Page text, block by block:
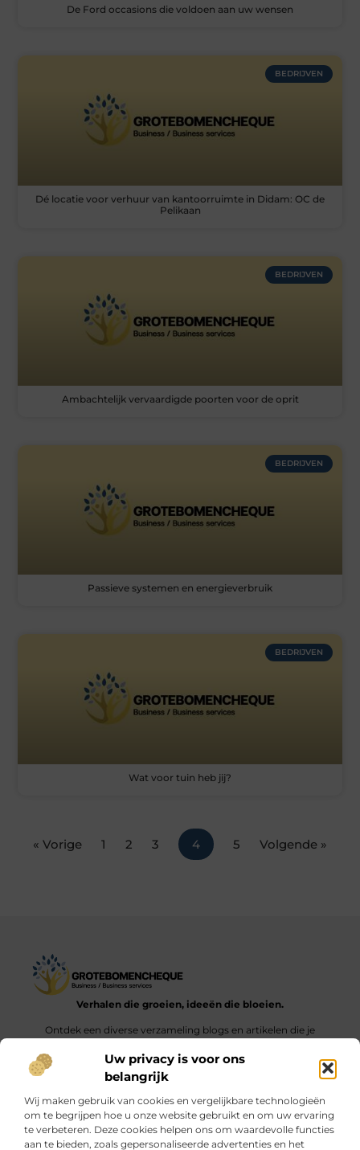
Uw privacy is voor ons
belangrijk
Wij maken gebruik van cookies en vergelijkbare technologieën
om te begrijpen hoe u onze website gebruikt en om uw ervaring
te verbeteren. Deze cookies helpen ons om waardevolle functies
aan te bieden, zoals gepersonaliseerde advertenties en het
De Ford occasions die voldoen aan uw wensen
BEDRIJVEN
Dé locatie voor verhuur van kantoorruimte in Didam: OC de
Pelikaan
BEDRIJVEN
Ambachtelijk vervaardigde poorten voor de oprit
BEDRIJVEN
Passieve systemen en energieverbruik
BEDRIJVEN
Wat voor tuin heb jij?
« Vorige 1 2 3 4 5 Volgende »
Verhalen die groeien, ideeën die bloeien.
Ontdek een diverse verzameling blogs en artikelen die je
dagelijks leven.